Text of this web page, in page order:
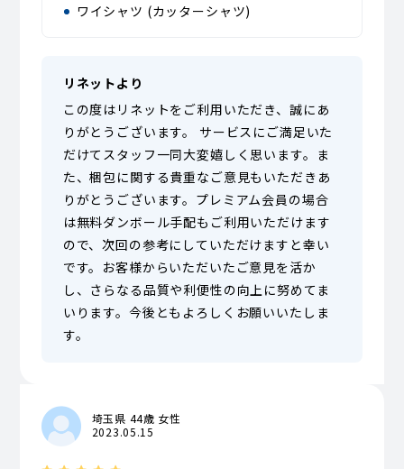
ワイシャツ (カッターシャツ)
リネットより
この度はリネットをご利用いただき、誠にあ
りがとうございます。 サービスにご満足いた
だけてスタッフ一同大変嬉しく思います。ま
た、梱包に関する貴重なご意見もいただきあ
りがとうございます。プレミアム会員の場合
は無料ダンボール手配もご利用いただけます
ので、次回の参考にしていただけますと幸い
です。お客様からいただいたご意見を活か
し、さらなる品質や利便性の向上に努めてま
いります。今後ともよろしくお願いいたしま
す。
埼玉県 44歳 女性
2023.05.15